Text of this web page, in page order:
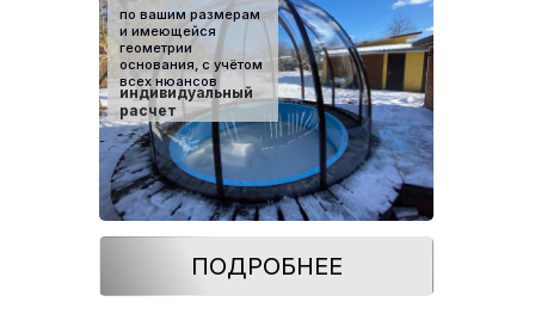
по вашим размерам
и имеющейся
геометрии
основания, с учётом
всех нюансов
ПОДРОБНЕЕ
индивидуальный
расчет